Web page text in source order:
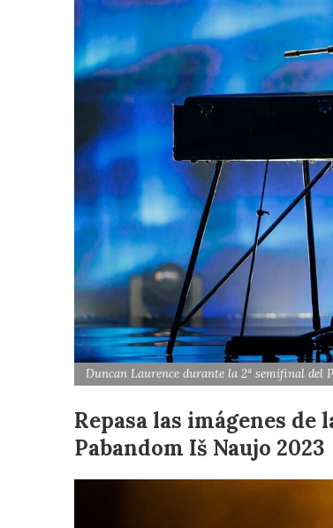
Duncan Laurence durante la 2ª semifinal del
Repasa las imágenes de
Pabandom Iš Naujo 2023